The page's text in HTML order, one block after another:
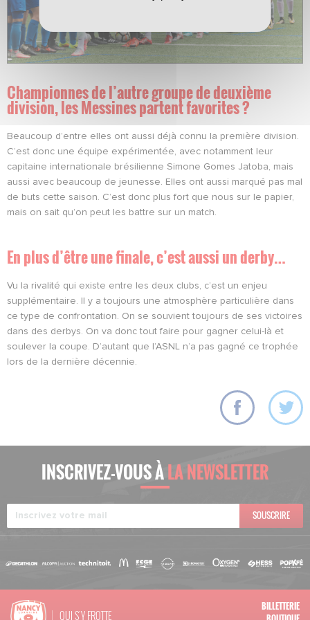
Championnes de l’autre groupe de deuxième
division, les Messines partent favorites ?
Beaucoup d’entre elles ont aussi déjà connu la première division.
C’est donc une équipe expérimentée, avec notamment leur
capitaine internationale brésilienne Simone Gomes Jatoba, mais
aussi avec beaucoup de jeunesse. Elles ont aussi marqué pas mal
de buts cette saison. C’est donc plus fort que nous sur le papier,
mais on sait qu’on peut les battre sur un match.
En plus d’être une finale, c’est aussi un derby…
Vu la rivalité qui existe entre les deux clubs, c’est un enjeu
supplémentaire. Il y a toujours une atmosphère particulière dans
ce type de confrontation. On se souvient toujours de ses victoires
dans des derbys. On va donc tout faire pour gagner celui-là et
soulever la coupe. D’autant que l’ASNL n’a pas gagné ce trophée
lors de la dernière décennie.
INSCRIVEZ-VOUS ÀLA NEWSLETTER
SOUSCRIRE
QUI S'Y FROTTE
BILLETTERIE